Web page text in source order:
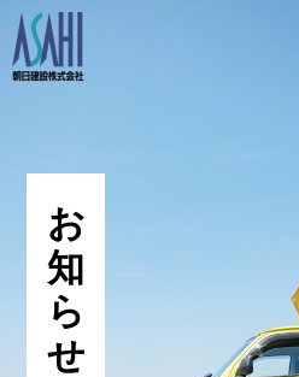
事業案内
会社情報
採用情報